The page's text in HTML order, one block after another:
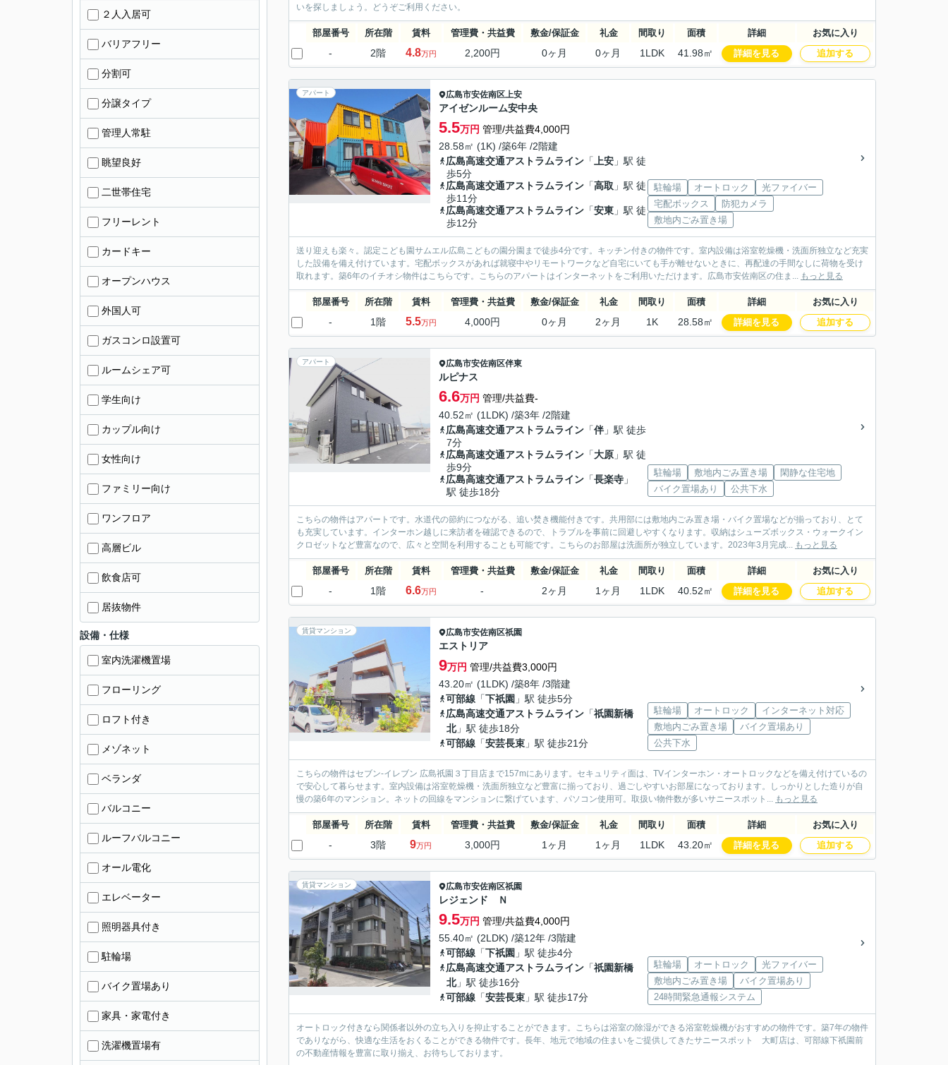
いを探しましょう。どうぞご利用ください。
部屋番号 所在階 賃料 管理費・共益費 敷金/保証金 礼金 間取り 面積 詳細 お気に入り
- 2階 4.8万円 2,200円 0ヶ月 0ヶ月 1LDK 41.98㎡ 詳細を見る 追加する
アパート 広島市安佐南区上安
アイゼンルーム安中央
5.5万円 管理/共益費4,000円
28.58㎡ (1K) /築6年 /2階建
広島高速交通アストラムライン 「 上安 」駅 徒
歩5分
広島高速交通アストラムライン 「高取 」駅 徒
歩11分
広島高速交通アストラムライン 「安東 」駅 徒
歩12分
駐輪場 オートロック
光ファイバー
宅配ボックス
防犯カメラ
敷地内ごみ置き場
送り迎えも楽々。認定こども園サムエル広島こどもの園分園まで徒歩4分です。キッチン付きの物件です。室内設備は浴室乾燥機・洗面所独立など充実
した設備を備え付けています。宅配ボックスがあれば就寝中やリモートワークなど自宅にいても手が離せないときに、再配達の手間なしに荷物を受け
取れます。築6年のイチオシ物件はこちらです。こちらのアパートはインターネットをご利用いただけます。広島市安佐南区の住ま... もっと見る
部屋番号 所在階 賃料 管理費・共益費 敷金/保証金 礼金 間取り 面積 詳細 お気に入り
- 1階 5.5万円 4,000円 0ヶ月 2ヶ月 1K 28.58㎡ 詳細を見る 追加する
アパート 広島市安佐南区伴東
ルピナス
6.6万円 管理/共益費-
40.52㎡ (1LDK) /築3年 /2階建
広島高速交通アストラムライン 「伴」駅 徒歩
7分
広島高速交通アストラムライン 「大原 」駅 徒
歩9分
広島高速交通アストラムライン 「長楽寺 」
駅 徒歩18分
駐輪場 敷地内ごみ置き場
閑静な住宅地
バイク置場あり
公共下水
こちらの物件はアパートです。水道代の節約につながる、追い焚き機能付きです。共用部には敷地内ごみ置き場・バイク置場などが揃っており、とて
も充実しています。インターホン越しに来訪者を確認できるので、トラブルを事前に回避しやすくなります。収納はシューズボックス・ウォークイン
クロゼットなど豊富なので、広々と空間を利用することも可能です。こちらのお部屋は洗面所が独立しています。2023年3月完成... もっと見る
部屋番号 所在階 賃料 管理費・共益費 敷金/保証金 礼金 間取り 面積 詳細 お気に入り
- 1階 6.6万円 - 2ヶ月 1ヶ月 1LDK 40.52㎡ 詳細を見る 追加する
賃貸マンション 広島市安佐南区祇園
エストリア
9万円 管理/共益費3,000円
43.20㎡ (1LDK) /築8年 /3階建
可部線 「下祇園 」駅 徒歩5分
広島高速交通アストラムライン 「祇園新橋
北」駅 徒歩18分
可部線 「安芸長束 」駅 徒歩21分
駐輪場 オートロック
インターネット対応
敷地内ごみ置き場
バイク置場あり
公共下水
こちらの物件はセブン-イレブン 広島祇園３丁目店まで157mにあります。セキュリティ面は、TVインターホン・オートロックなどを備え付けているの
で安心して暮らせます。室内設備は浴室乾燥機・洗面所独立など豊富に揃っており、過ごしやすいお部屋になっております。しっかりとした造りが自
慢の築6年のマンション。ネットの回線をマンションに繋げています、パソコン使用可。取扱い物件数が多いサニースポット... もっと見る
部屋番号 所在階 賃料 管理費・共益費 敷金/保証金 礼金 間取り 面積 詳細 お気に入り
- 3階 9万円 3,000円 1ヶ月 1ヶ月 1LDK 43.20㎡ 詳細を見る 追加する
賃貸マンション 広島市安佐南区祇園
レジェンド Ｎ
9.5万円 管理/共益費4,000円
55.40㎡ (2LDK) /築12年 /3階建
可部線 「下祇園 」駅 徒歩4分
広島高速交通アストラムライン 「祇園新橋
北」駅 徒歩16分
可部線 「安芸長束 」駅 徒歩17分
駐輪場 オートロック
光ファイバー
敷地内ごみ置き場
バイク置場あり
24時間緊急通報システム
オートロック付きなら関係者以外の立ち入りを抑止することができます。こちらは浴室の除湿ができる浴室乾燥機がおすすめの物件です。築7年の物件
でありながら、快適な生活をおくることができる物件です。長年、地元で地域の住まいをご提供してきたサニースポット 大町店は、可部線下祇園前
の不動産情報を豊富に取り揃え、お待ちしております。
２人入居可
バリアフリー
分割可
分譲タイプ
管理人常駐
眺望良好
二世帯住宅
フリーレント
カードキー
オープンハウス
外国人可
ガスコンロ設置可
ルームシェア可
学生向け
カップル向け
女性向け
ファミリー向け
ワンフロア
高層ビル
飲食店可
居抜物件
設備・仕様
室内洗濯機置場
フローリング
ロフト付き
メゾネット
ベランダ
バルコニー
ルーフバルコニー
オール電化
エレベーター
照明器具付き
駐輪場
バイク置場あり
家具・家電付き
洗濯機置場有